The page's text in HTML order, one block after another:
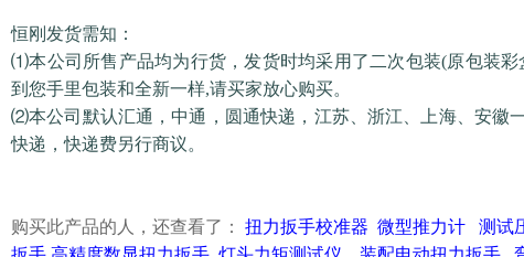
恒刚发货需知：
⑴本公司所售产品均为行货，发货时均采用了二次包装(原包装
到您手里包装和全新一样,请买家放心购买。
⑵本公司默认汇通，中通，圆通快递，江苏、浙江、上海、安徽
快递，快递费另行商议。
购买此产品的人，还查看了： 扭力扳手校准器 微型推力计 测试